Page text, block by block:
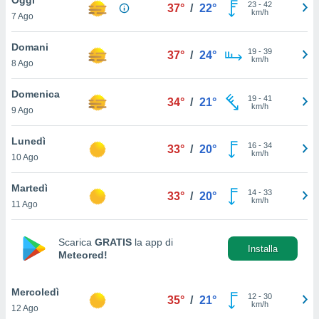
è
al sito
di
ci
di
il
un
la
nella
7 Ago
37° / 22° 23- 42
km/h
Domani
8 Ago
37° / 24° 19- 39
km/h
Domenica
9 Ago
34° / 21° 19- 41
km/h
Lunedì
10 Ago
33° / 20° 16- 34
km/h
Martedì
11 Ago
33° / 20° 14- 33
km/h
Scarica GRATIS la app di
Meteored!
Installa
Mercoledì
12 Ago
35° / 21° 12- 30
km/h